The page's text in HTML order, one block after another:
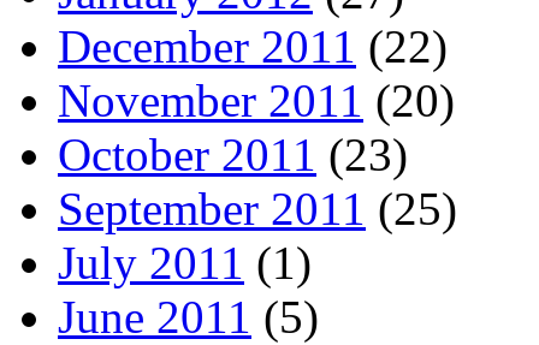
December 2011 (22)
November 2011 (20)
October 2011 (23)
September 2011 (25)
July 2011 (1)
June 2011 (5)